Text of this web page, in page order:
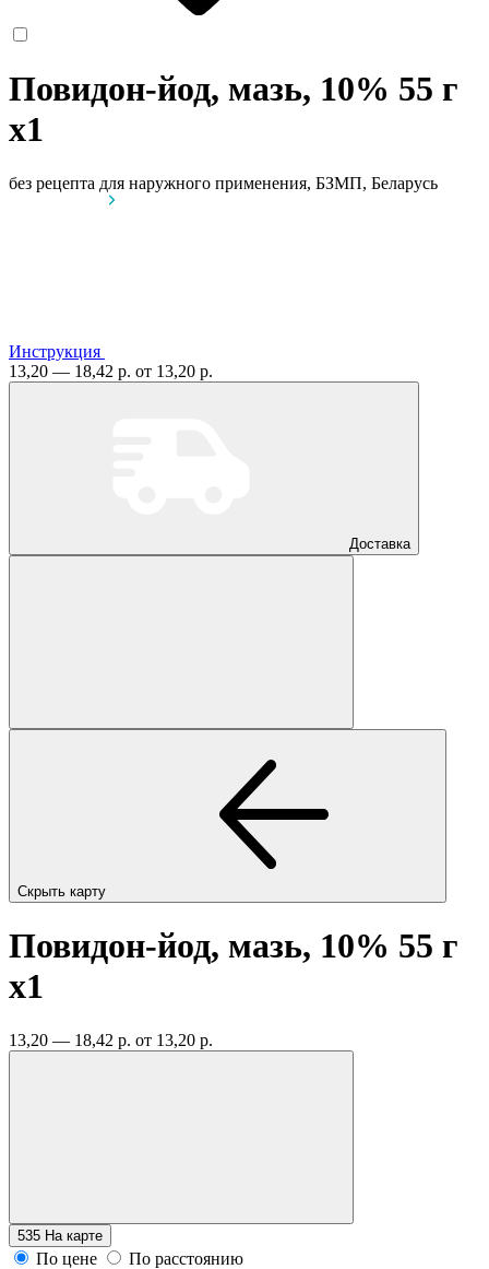
Повидон-йод, мазь, 10% 55 г
x1
без рецепта для наружного применения, БЗМП, Беларусь
Инструкция
13,20 — 18,42 р. от 13,20 р.
Доставка
Скрыть карту
Повидон-йод, мазь, 10% 55 г
x1
13,20 — 18,42 р. от 13,20 р.
535 На карте
По цене
По расстоянию